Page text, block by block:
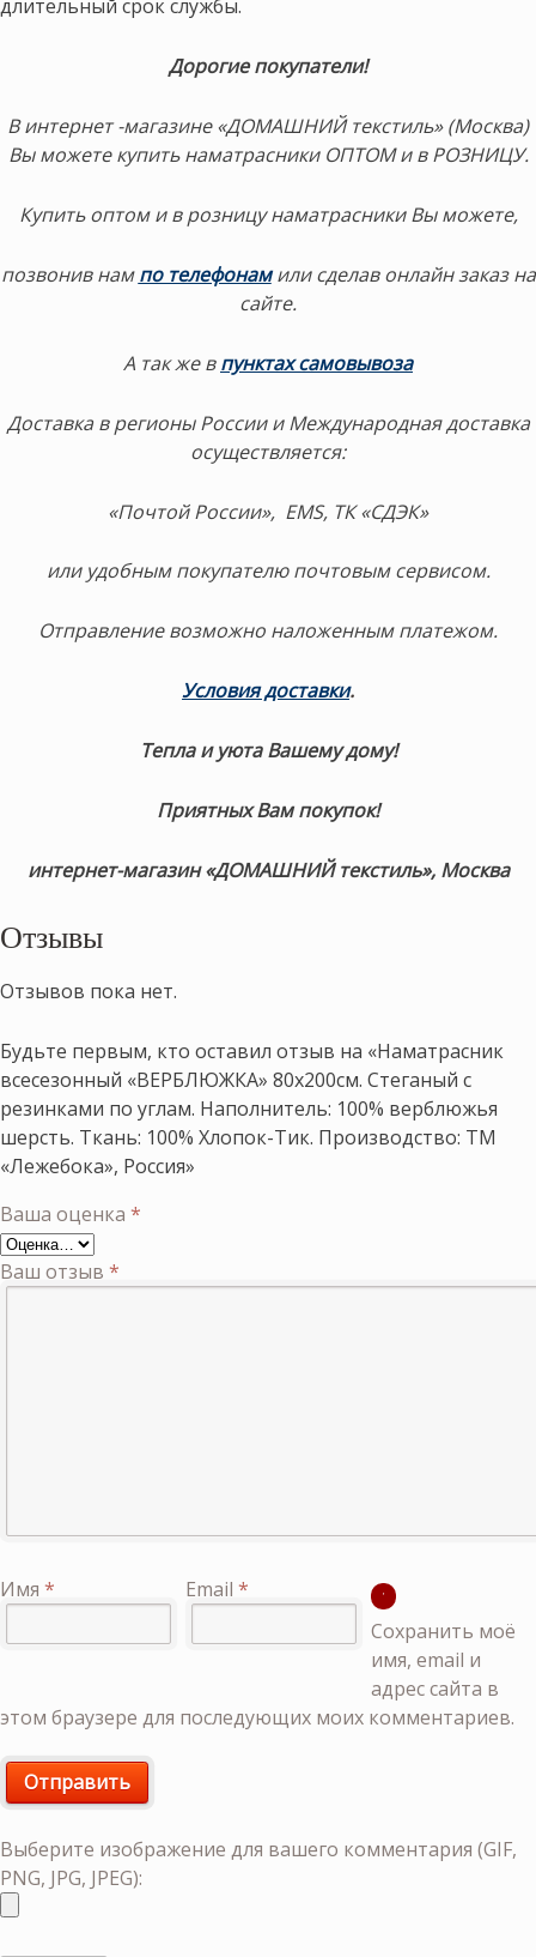
длительный срок службы.
Дорогие покупатели!
В интернет -магазине «ДОМАШНИЙ текстиль» (Москва)
Вы можете купить наматрасники ОПТОМ и в РОЗНИЦУ.
Купить оптом и в розницу наматрасники Вы можете,
позвонив нампо телефонам или сделав онлайн заказ на
сайте.
А так же в пунктах самовывоза
Доставка в регионы России и Международная доставка
осуществляется:
«Почтой России», EMS, ТК «СДЭК»
или удобным покупателю почтовым сервисом.
Отправление возможно наложенным платежом.
Условия доставки.
Тепла и уюта Вашему дому!
Приятных Вам покупок!
интернет-магазин «ДОМАШНИЙ текстиль», Москва
Отзывы
Отзывов пока нет.
Будьте первым, кто оставил отзыв на «Наматрасник
всесезонный «ВЕРБЛЮЖКА» 80х200см. Стеганый с
резинками по углам. Наполнитель: 100% верблюжья
шерсть. Ткань: 100% Хлопок-Тик. Производство: ТМ
«Лежебока», Россия»
Ваша оценка *
Ваш отзыв *
Имя * Email *
Сохранить моё
имя, email и
адрес сайта в
этом браузере для последующих моих комментариев.
Выберите изображение для вашего комментария (GIF,
PNG, JPG, JPEG):